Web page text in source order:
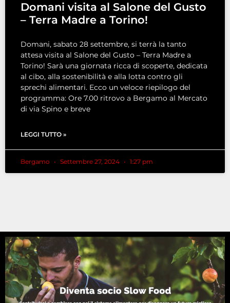
Domani visita al Salone del Gusto
– Terra Madre a Torino!
Domani, sabato 28 settembre, si terrà la tanto
attesa visita al Salone del Gusto – Terra Madre a
Torino! Sarà una giornata ricca di scoperte, dedicata
al cibo, alla sostenibilità e alla lotta contro gli
sprechi alimentari. Ecco un veloce riepilogo del
programma: Ore 7.00 ritrovo a Bergamo al Mercato
di via Spino e breve
LEGGI TUTTO »
Bergamo Settembre 27, 2024 1:27 pm